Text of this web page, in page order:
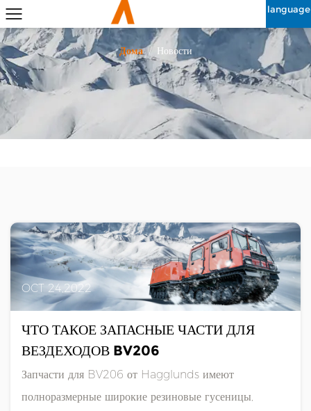
language
Дома / Новости
OCT 24,2022
ЧТО ТАКОЕ ЗАПАСНЫЕ ЧАСТИ ДЛЯ
ВЕЗДЕХОДОВ BV206
Запчасти для BV206 от Hagglunds имеют
полноразмерные широкие резиновые гусеницы,